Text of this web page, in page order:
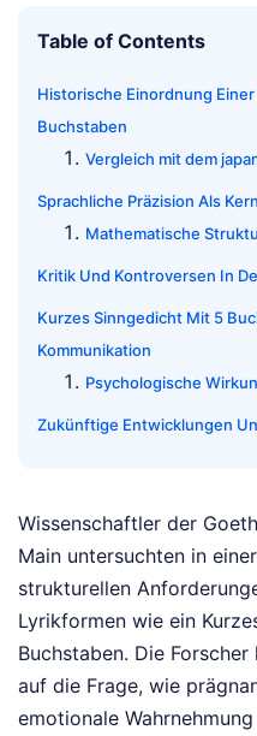
Table of Contents
Historische Einordnung
Buchstaben
Vergleich mit dem
Sprachliche Präzision Als
Mathematische
Kritik Und Kontroversen In
Kurzes Sinngedicht Mit 5
Kommunikation
Psychologische
Zukünftige Entwicklungen
Wissenschaftler der
Main untersuchten in
strukturellen
Lyrikformen wie ein
Buchstaben. Die
auf die Frage, wie
emotionale